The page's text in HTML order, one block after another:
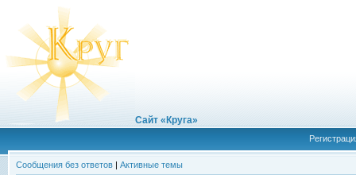
Сайт «Круга»
Сообщения без ответов | Активные темы